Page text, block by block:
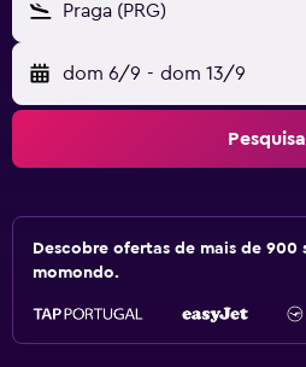
Praga (PRG)
dom 6/9 - dom 13/9
Descobre ofertas de mais de 900
momondo.